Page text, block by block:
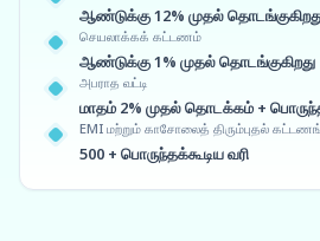
ஆண்டுக்கு 12% முதல்
செயலாக்கக் கட்டணம்
ஆண்டுக்கு 1% முதல் தொடங்குகிறது
அபராத வட்டி
மாதம் 2% முதல் தொடக்கம் +
EMI மற்றும் காசோலைத் திரும்புதல்
500 + பொருந்தக்கூடிய வரி